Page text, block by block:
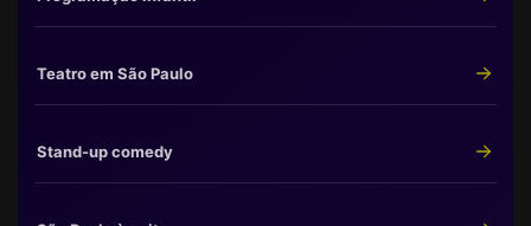
Teatro em São Paulo
Stand-up comedy